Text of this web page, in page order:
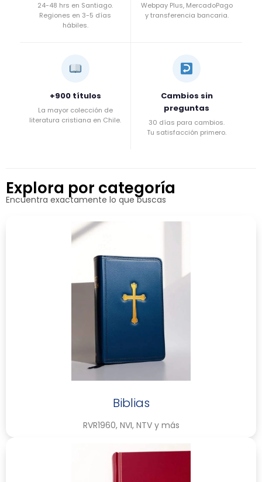
24-48 hrs en Santiago.
Regiones en 3-5 días
hábiles.
Webpay Plus, MercadoPago
y transferencia bancaria.
+900 títulos
La mayor colección de
literatura cristiana en Chile.
Cambios sin
preguntas
30 días para cambios.
Tu satisfacción primero.
Explora por categoría
Encuentra exactamente lo que buscas
Biblias
RVR1960, NVI, NTV y más